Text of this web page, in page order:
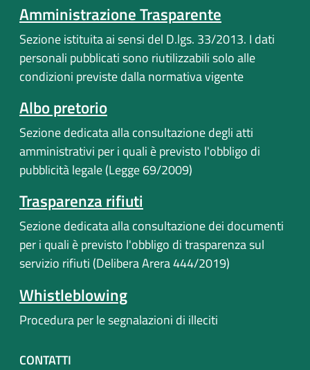
Amministrazione Trasparente
Sezione istituita ai sensi del D.lgs. 33/2013. I dati
personali pubblicati sono riutilizzabili solo alle
condizioni previste dalla normativa vigente
Albo pretorio
Sezione dedicata alla consultazione degli atti
amministrativi per i quali è previsto l'obbligo di
pubblicità legale (Legge 69/2009)
Trasparenza rifiuti
Sezione dedicata alla consultazione dei documenti
per i quali è previsto l'obbligo di trasparenza sul
servizio rifiuti (Delibera Arera 444/2019)
Whistleblowing
Procedura per le segnalazioni di illeciti
CONTATTI